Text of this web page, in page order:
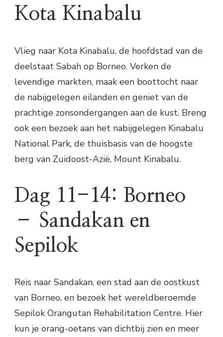
Kota Kinabalu
Vlieg naar Kota Kinabalu, de hoofdstad van de
deelstaat Sabah op Borneo. Verken de
levendige markten, maak een boottocht naar
de nabijgelegen eilanden en geniet van de
prachtige zonsondergangen aan de kust. Breng
ook een bezoek aan het nabijgelegen Kinabalu
National Park, de thuisbasis van de hoogste
berg van Zuidoost-Azië, Mount Kinabalu.
Dag 11-14: Borneo
– Sandakan en
Sepilok
Reis naar Sandakan, een stad aan de oostkust
van Borneo, en bezoek het wereldberoemde
Sepilok Orangutan Rehabilitation Centre. Hier
kun je orang-oetans van dichtbij zien en meer